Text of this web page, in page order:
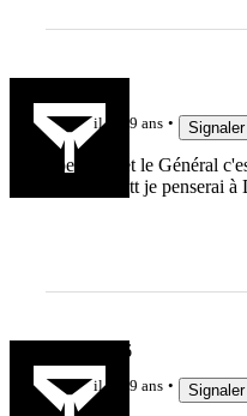
il y a 9 ans Signaler
Spedding et le Général
verrais Scott je penserai
Anthony26
il y a 9 ans Signaler